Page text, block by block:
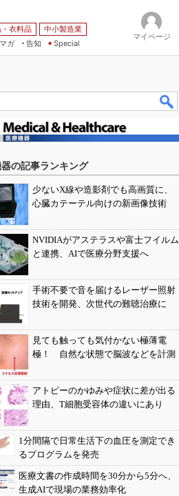
衣料品
中小製造業
ガ
告知 Special
マイページ
器の記事ランキング
少ないX線や造影剤でも高画質に、
心臓カテーテル向けの新画像技術
NVIDIAがアステラスや富士フイルム
と連携、AIで医療分野支援へ
手術不要で音を届けるレーザー照射
技術を開発、次世代の難聴治療に
見ても触っても気付かない極薄電
極！ 自然な状態で脳波などを計測
アトピーのかゆみや症状に差が出る
理由、T細胞受容体の違いにあり
1分間隔で日常生活下の血圧を測定でき
るプログラムを発売
医療文書の作成時間を30分から5分へ、
生成AIで現場の業務効率化